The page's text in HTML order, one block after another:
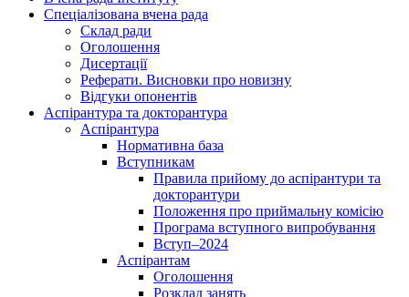
Спеціалізована вчена рада
Склад ради
Оголошення
Дисертації
Реферати. Висновки про новизну
Відгуки опонентів
Аспірантура та докторантура
Аспірантура
Нормативна база
Вступникам
Правила прийому до аспірантури та
докторантури
Положення про приймальну комісію
Програма вступного випробування
Вступ–2024
Аспірантам
Оголошення
Розклад занять